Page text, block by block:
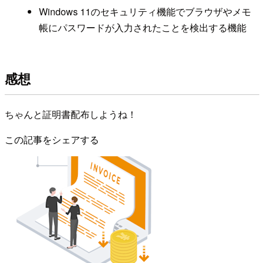
Windows 11のセキュリティ機能でブラウザやメモ
帳にパスワードが入力されたことを検出する機能
感想
ちゃんと証明書配布しようね！
この記事をシェアする